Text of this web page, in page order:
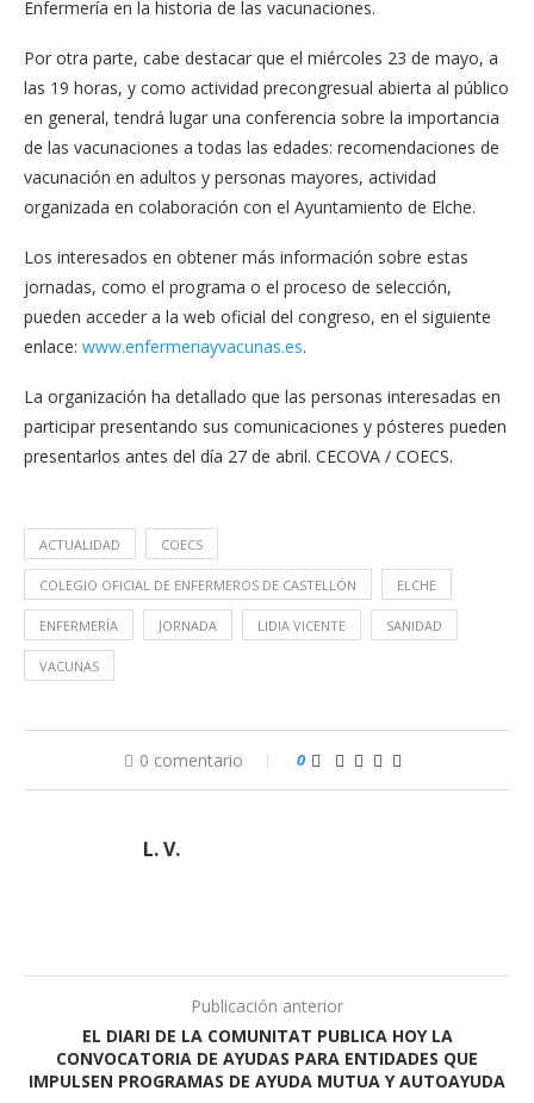
Enfermería en la historia de las vacunaciones.
Por otra parte, cabe destacar que el miércoles 23 de mayo, a
las 19 horas, y como actividad precongresual abierta al público
en general, tendrá lugar una conferencia sobre la importancia
de las vacunaciones a todas las edades: recomendaciones de
vacunación en adultos y personas mayores, actividad
organizada en colaboración con el Ayuntamiento de Elche.
Los interesados en obtener más información sobre estas
jornadas, como el programa o el proceso de selección,
pueden acceder a la web oficial del congreso, en el siguiente
enlace: www.enfermeriayvacunas.es.
La organización ha detallado que las personas interesadas en
participar presentando sus comunicaciones y pósteres pueden
presentarlos antes del día 27 de abril. CECOVA / COECS.
ACTUALIDAD COECS
COLEGIO OFICIAL DE ENFERMEROS DE CASTELLÓN ELCHE
ENFERMERÍA JORNADA LIDIA VICENTE SANIDAD
VACUNAS
0 comentario 0
L. V.
Publicación anterior
EL DIARI DE LA COMUNITAT PUBLICA HOY LA
CONVOCATORIA DE AYUDAS PARA ENTIDADES QUE
IMPULSEN PROGRAMAS DE AYUDA MUTUA Y AUTOAYUDA